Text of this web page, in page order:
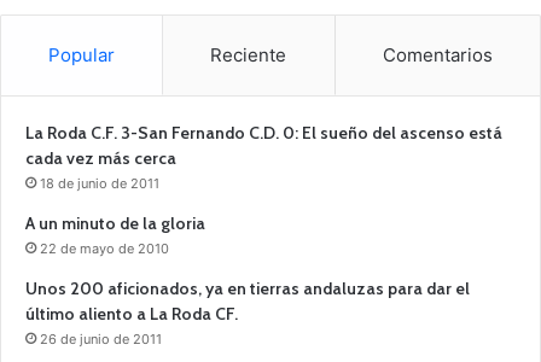
Popular Reciente Comentarios
La Roda C.F. 3-San Fernando C.D. 0: El sueño del ascenso está
cada vez más cerca
18 de junio de 2011
A un minuto de la gloria
22 de mayo de 2010
Unos 200 aficionados, ya en tierras andaluzas para dar el
último aliento a La Roda CF.
26 de junio de 2011